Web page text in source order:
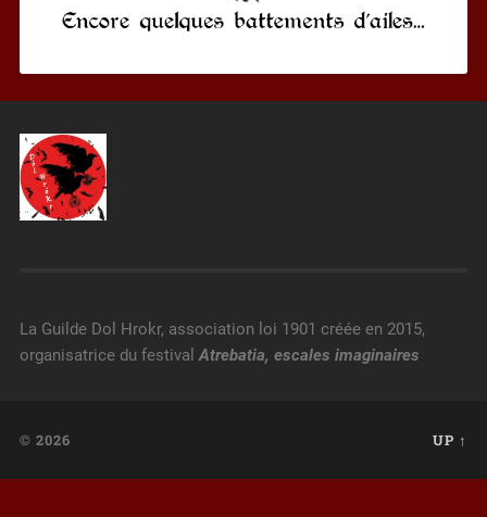
La Guilde Dol Hrokr, association loi 1901 créée en 2015,
organisatrice du festivalAtrebatia, escales imaginaires
© 2026 UP ↑